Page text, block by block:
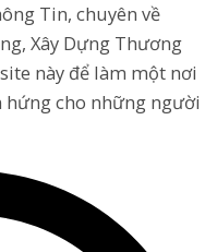
Tin, chuyên về
Xây Dựng Thương
này để làm một nơi
hứng cho những người